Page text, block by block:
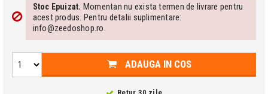
Stoc Epuizat. Momentan nu exista termen de livrare pentru
acest produs. Pentru detalii suplimentare:
info@zeedoshop.ro.
ADAUGA IN COS